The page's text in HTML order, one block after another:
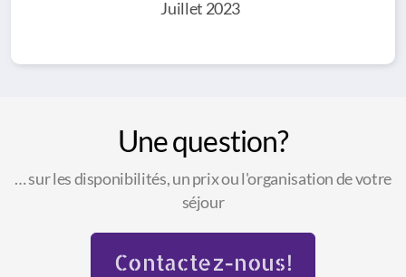
Juillet 2023
Une question?
… sur les disponibilités, un prix ou l'organisation de votre
séjour
Contactez-nous!